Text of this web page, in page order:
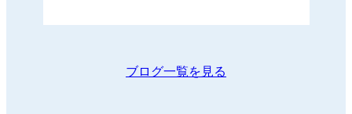
ブログ一覧を見る